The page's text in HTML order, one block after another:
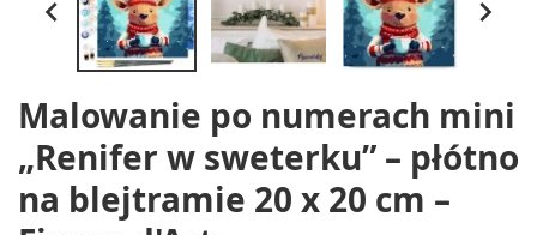
 
Malowanie po numerach mini
„Renifer w sweterku” – płótno
na blejtramie 20 x 20 cm –